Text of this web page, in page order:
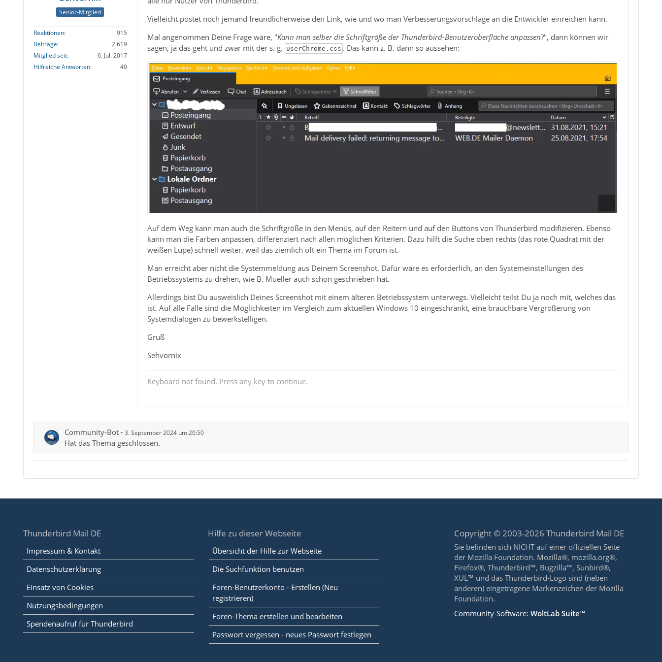
Senior-Mitglied
Reaktionen
915
Beiträge
2.619
Mitglied seit
6. Jul. 2017
Hilfreiche Antworten
40
Vielleicht postet noch jemand freundlicherweise den Link, wie und wo man Verbesserungsvorschläge an die Entwickler einreichen kann.
Mal angenommen Deine Frage wäre, "Kann man selber die Schriftgröße der Thunderbird-Benutzeroberfläche anpassen?", dann können wir
sagen, ja das geht und zwar mit der s. g. userChrome.css . Das kann z. B. dann so aussehen:
Auf dem Weg kann man auch die Schriftgröße in den Menüs, auf den Reitern und auf den Buttons von Thunderbird modifizieren. Ebenso
kann man die Farben anpassen, differenziert nach allen möglichen Kriterien. Dazu hilft die Suche oben rechts (das rote Quadrat mit der
weißen Lupe) schnell weiter, weil das ziemlich oft ein Thema im Forum ist.
Man erreicht aber nicht die Systemmeldung aus Deinem Screenshot. Dafür wäre es erforderlich, an den Systemeinstellungen des
Betriebssystems zu drehen, wie B. Mueller auch schon geschrieben hat.
Allerdings bist Du ausweislich Deines Screenshot mit einem älteren Betriebssystem unterwegs. Vielleicht teilst Du ja noch mit, welches das
ist. Auf alle Fälle sind die Möglichkeiten im Vergleich zum aktuellen Windows 10 eingeschränkt, eine brauchbare Vergrößerung von
Systemdialogen zu bewerkstelligen.
Gruß
Sehvornix
Keyboard not found. Press any key to continue.
Community-Bot 3. September 2024 um 20:50
Hat das Thema geschlossen.
Thunderbird Mail DE
Impressum & Kontakt
Datenschutzerklärung
Einsatz von Cookies
Nutzungsbedingungen
Spendenaufruf für Thunderbird
Hilfe zu dieser Webseite
Übersicht der Hilfe zur Webseite
Die Suchfunktion benutzen
Foren-Benutzerkonto - Erstellen (Neu
registrieren)
Foren-Thema erstellen und bearbeiten
Passwort vergessen - neues Passwort festlegen
Copyright © 2003-2026 Thunderbird Mail DE
Sie befinden sich NICHT auf einer offiziellen Seite
der Mozilla Foundation. Mozilla®, mozilla.org®,
Firefox®, Thunderbird™, Bugzilla™, Sunbird®,
XUL™ und das Thunderbird-Logo sind (neben
anderen) eingetragene Markenzeichen der Mozilla
Foundation.
Community-Software:WoltLab Suite™